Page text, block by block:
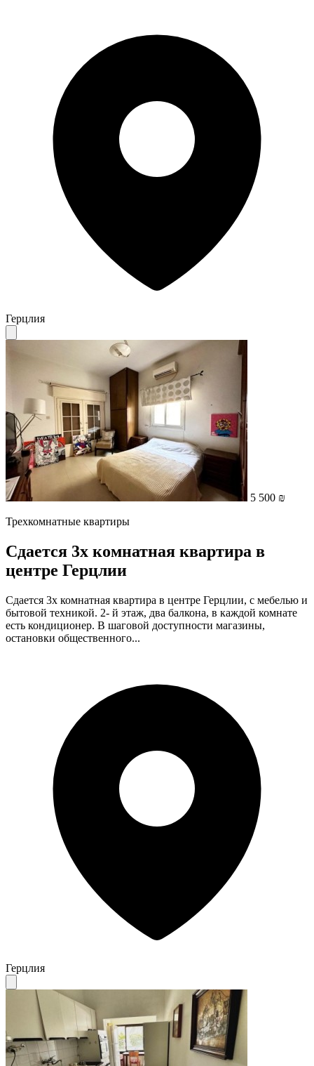
Герцлия
5 500 ₪
Трехкомнатные квартиры
Сдается 3х комнатная квартира в
центре Герцлии
Сдается 3х комнатная квартира в центре Герцлии, с мебелью и
бытовой техникой. 2- й этаж, два балкона, в каждой комнате
есть кондиционер. В шаговой доступности магазины,
остановки общественного...
Герцлия